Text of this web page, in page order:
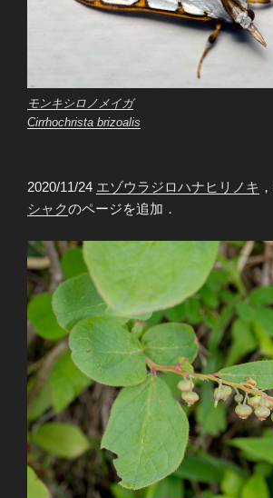
モンキシロノメイガ
Cirrhochrista brizoalis
2020/11/24 エゾウラジロハナヒリノキ ，
シャクのページを追加．